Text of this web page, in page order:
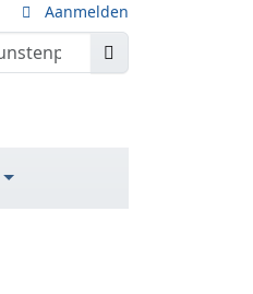
Aanmelden